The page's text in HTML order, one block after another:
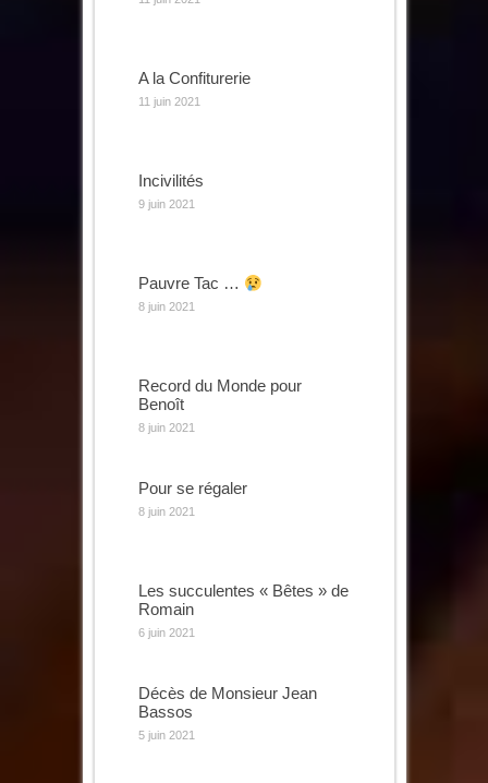
A la Confiturerie
11 juin 2021
Incivilités
9 juin 2021
Pauvre Tac …
8 juin 2021
Record du Monde pour
Benoît
8 juin 2021
Pour se régaler
8 juin 2021
Les succulentes « Bêtes » de
Romain
6 juin 2021
Décès de Monsieur Jean
Bassos
5 juin 2021